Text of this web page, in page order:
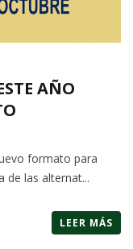
AÑO
formato para
de las alternat...
LEER MÁS